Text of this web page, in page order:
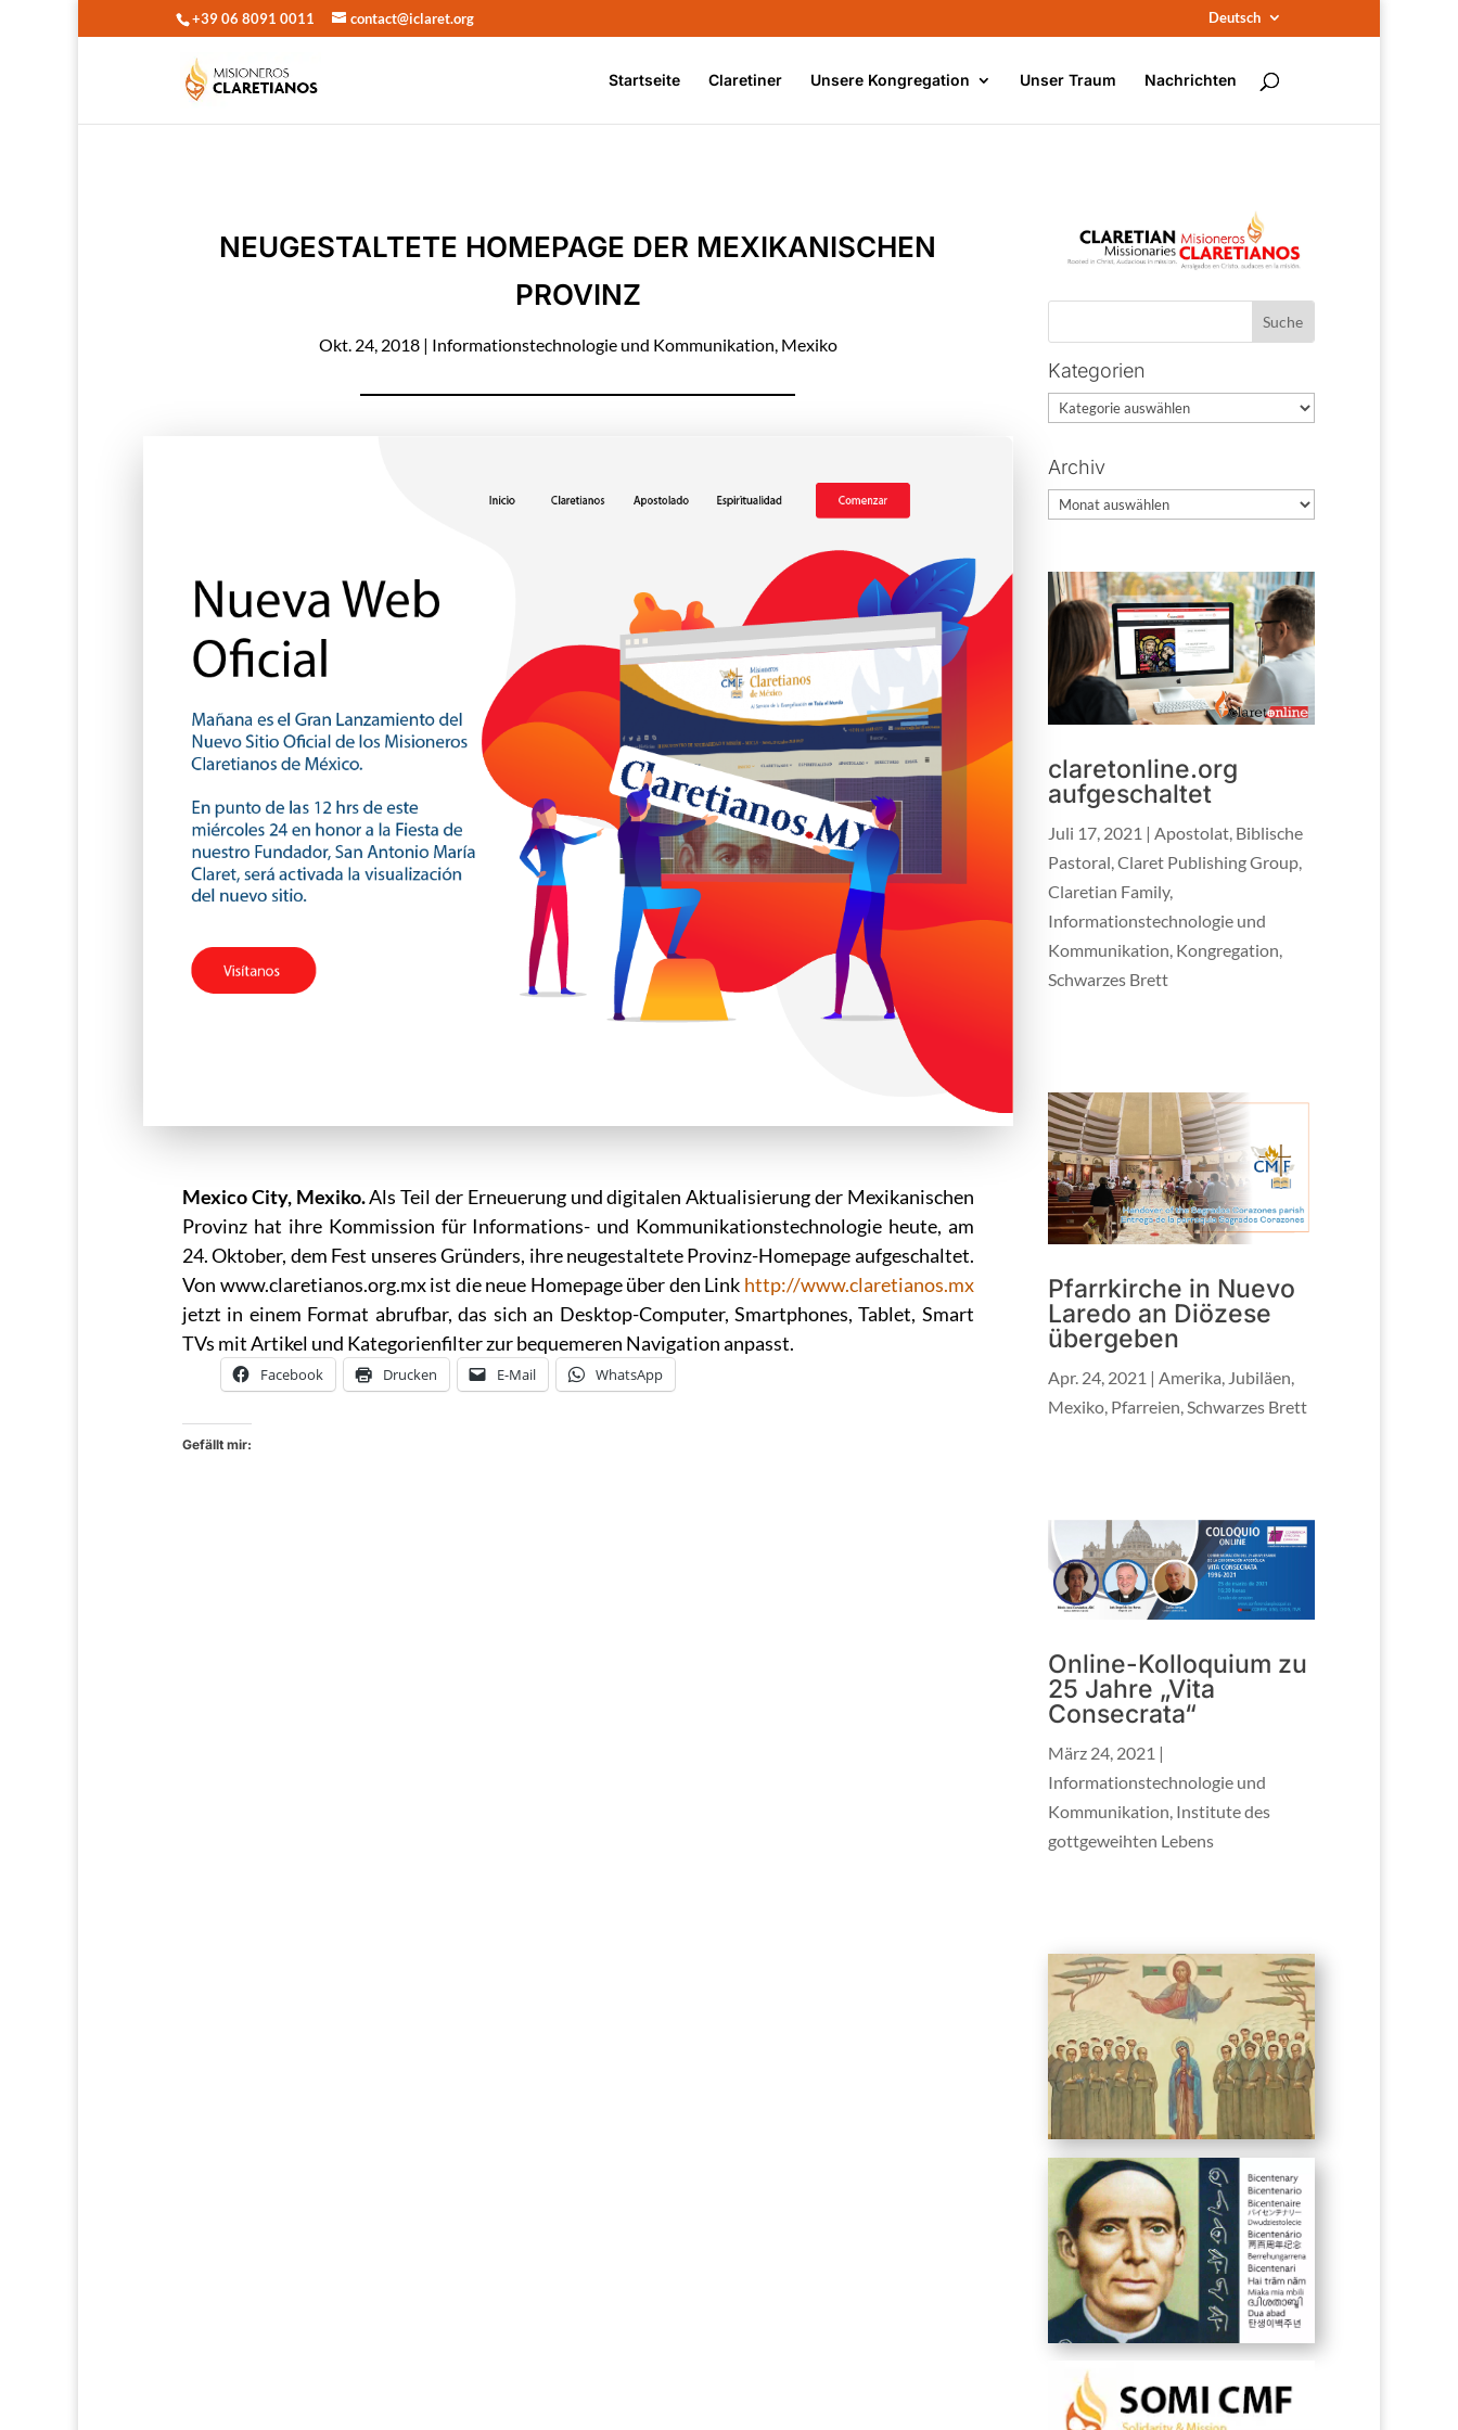
+39 06 8091 0011 contact@iclaret.org Deutsch
Startseite Claretiner Unsere Kongregation Unser Traum Nachrichten
NEUGESTALTETE HOMEPAGE DER MEXIKANISCHEN
PROVINZ
Okt. 24, 2018| Informationstechnologie und Kommunikation, Mexiko
Mexico City, Mexiko.Als Teil der Erneuerung und digitalen Aktualisierung der Mexikanischen
Provinz hat ihre Kommission für Informations- und Kommunikationstechnologie heute, am
24. Oktober, dem Fest unseres Gründers, ihre neugestaltete Provinz-Homepage aufgeschaltet.
Von www.claretianos.org.mx ist die neue Homepage über den Link http://www.claretianos.mx
jetzt in einem Format abrufbar, das sich an Desktop-Computer, Smartphones, Tablet, Smart
TVs mit Artikel und Kategorienfilter zur bequemeren Navigation anpasst.
Facebook Drucken E-Mail WhatsApp
Gefällt mir:
Kategorien
Kategorien
Archiv
Archiv
claretonline.org
aufgeschaltet
Juli 17, 2021 |Apostolat, Biblische
Pastoral,Claret Publishing Group,
Claretian Family,
Informationstechnologie und
Kommunikation, Kongregation,
Schwarzes Brett
Pfarrkirche in Nuevo
Laredo an Diözese
übergeben
Apr. 24, 2021 |Amerika, Jubiläen,
Mexiko, Pfarreien,Schwarzes Brett
Online-Kolloquium zu
25 Jahre „Vita
Consecrata“
März 24, 2021 |
Informationstechnologie und
Kommunikation, Institute des
gottgeweihten Lebens